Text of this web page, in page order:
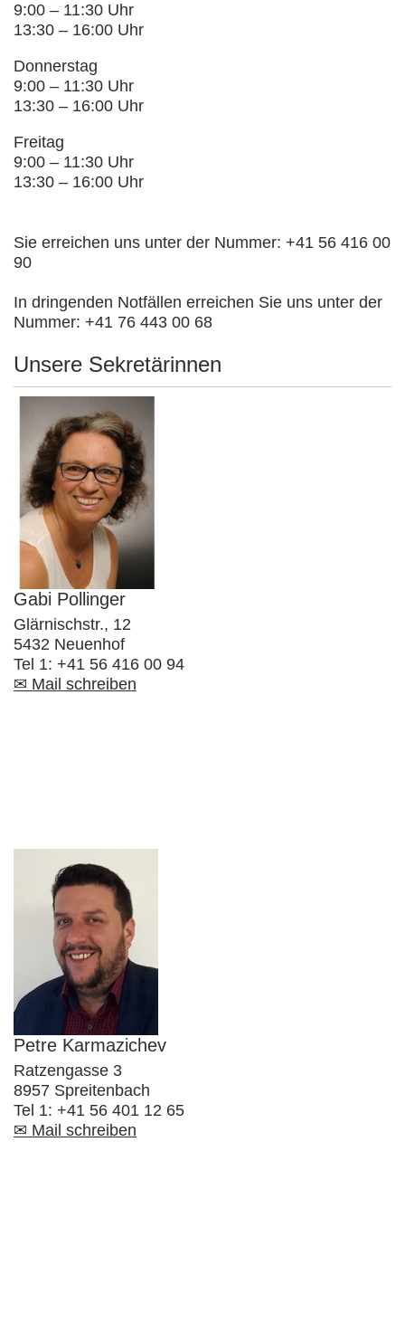
9:00 – 11:30 Uhr
13:30 – 16:00 Uhr
Donnerstag
9:00 – 11:30 Uhr
13:30 – 16:00 Uhr
Freitag
9:00 – 11:30 Uhr
13:30 – 16:00 Uhr
Sie erreichen uns unter der Nummer: +41 56 416 00
90
In dringenden Notfällen erreichen Sie uns unter der
Nummer: +41 76 443 00 68
Unsere Sekretärinnen
Gabi Pollinger
Glärnischstr., 12
5432 Neuenhof
Tel 1: +41 56 416 00 94
✉ Mail schreiben
Petre Karmazichev
Ratzengasse 3
8957 Spreitenbach
Tel 1: +41 56 401 12 65
✉ Mail schreiben